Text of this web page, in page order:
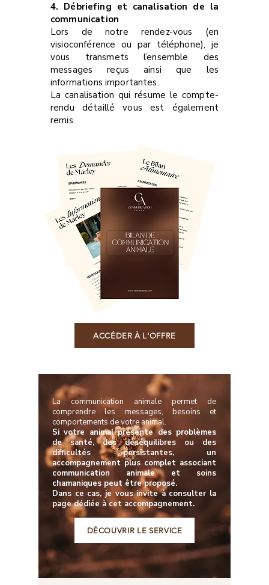
4. Débriefing et canalisation de la
communication
Lors de notre rendez-vous (en
visioconférence ou par téléphone), je
vous transmets l’ensemble des
messages reçus ainsi que les
informations importantes.
La canalisation qui résume le compte-
rendu détaillé vous est également
remis.
ACCÉDER À L'OFFRE
La communication animale permet de
comprendre les messages, besoins et
comportements de votre animal.
Si votre animal présente des problèmes
de santé, des déséquilibres ou des
difficultés persistantes, un
accompagnement plus complet associant
communication animale et soins
chamaniques peut être proposé.
Dans ce cas, je vous invite à consulter la
page dédiée à cet accompagnement.
DÉCOUVRIR LE SERVICE